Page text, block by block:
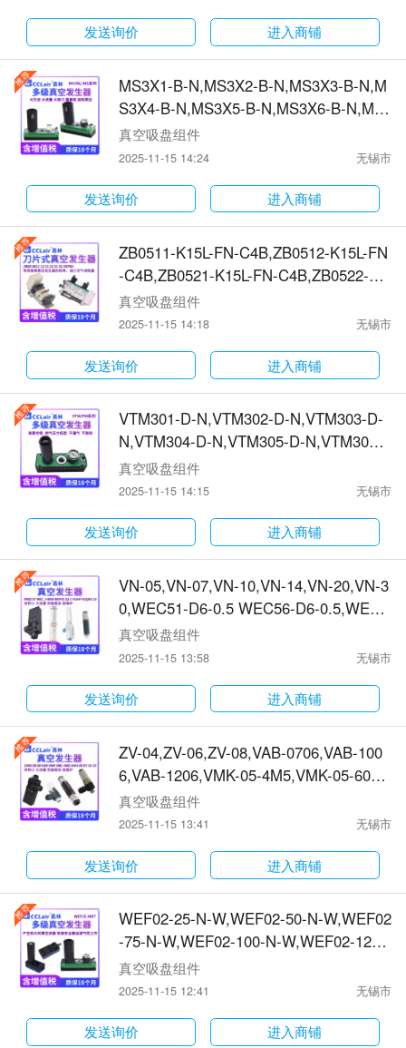
4-N,HVTM310-04-N-A,HVTM311-04-NH
VTM311-04-N-A,HVTM312-04-N,HVTM
312-04-N-A真空发生器
发送询价 进入商铺
MS3X1-B-N,MS3X2-B-N,MS3X3-B-N,M
S3X4-B-N,MS3X5-B-N,MS3X6-B-N,MS
3X1-B-A,MS3X2-B-A,MS3X3-B-A,MS3X
4-B-A,MS3X5-B-A,MS3X6-B-A,ML3X1-
N,ML3X5-B-N,ML3X6-B-N,MH3X1-B-N,
MH3X2-B-N,MH3X3-B-N,MH3X4-B-N,M
H3X5-B-N,MH3X6-B-N真空发生器
真空吸盘组件
2025-11-15 14:24 无锡市
发送询价 进入商铺
ZB0511-K15L-FN-C4B,ZB0512-K15L-FN
-C4B,ZB0521-K15L-FN-C4B,ZB0522-K1
5L-FN-C4B,ZB0531-K15L-FN-C4B,ZB05
32-K15L-FN-C4B,ZB0511-K15L-FP-C4B,
C4B,ZB0522-K15L-FP-C4B,ZB0531-K15
L-FP-C4B,ZB0532-K15L-FP-C4B真空发
生器
真空吸盘组件
2025-11-15 14:18 无锡市
发送询价 进入商铺
VTM301-D-N,VTM302-D-N,VTM303-D-
N,VTM304-D-N,VTM305-D-N,VTM306-
D-N,PM401B-A-D,PM402B-A-D,PM403
B-A-D,PM404B-A-D,PM405B-A-B,PM40
5L-A-D,PM403B-K15L-A-D,PM404B-K15
L-A-D真空发生器
真空吸盘组件
2025-11-15 14:15 无锡市
发送询价 进入商铺
VN-05,VN-07,VN-10,VN-14,VN-20,VN-3
0,WEC51-D6-0.5 WEC56-D6-0.5,WEC5
1-D6-0.7,WEC56-D6-0.7,J-WER01-D4-
0.5,J-WER01-D6-0.7,J-WER01-D6-1.0,J
WEP02-D4-P6-0.5,J-WEP02-D6-P6-0.5,
J-WEP02-D4-P4-0.7,J-WEP02-D4-P6-0.
7真空发生器
真空吸盘组件
2025-11-15 13:58 无锡市
发送询价 进入商铺
ZV-04,ZV-06,ZV-08,VAB-0706,VAB-100
6,VAB-1206,VMK-05-4M5,VMK-05-601,
VMK-10-601,VMK-10-801,VMK-15-802,
VML-05-04,VML-05-06,VML-07-04,VML-
01 VMD-07-601,VMD-07-801,VMD-10-6
01,VMD-10-801真空发生器
真空吸盘组件
2025-11-15 13:41 无锡市
发送询价 进入商铺
WEF02-25-N-W,WEF02-50-N-W,WEF02
-75-N-W,WEF02-100-N-W,WEF02-125-
N-W,WEF02-150-N-W,WEF02-25-V-W,
WEF02-50-V-W,WEF02-75-V-W,WEF02
V-W,WEF02-25-N-A,WEF02-50-N-A,WE
真空吸盘组件
2025-11-15 12:41 无锡市
发送询价 进入商铺